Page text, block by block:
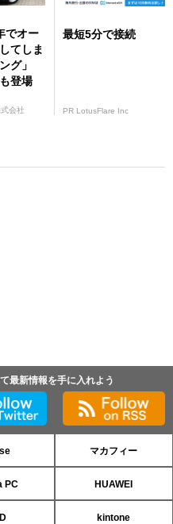
でオー
てしま
グ」
登場
会社
最短5分で接続
PR LotusFlare Inc
最新情報を手に入れよう
マカフィー
PC HUAWEI
kintone